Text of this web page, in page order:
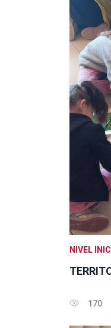
NIVEL
170